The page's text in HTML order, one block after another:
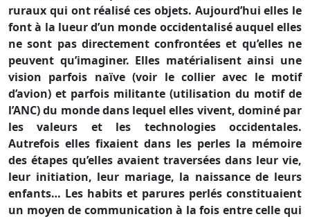
ruraux qui ont réalisé ces objets. Aujourd’hui elles le
font à la lueur d’un monde occidentalisé auquel elles
ne sont pas directement confrontées et qu’elles ne
peuvent qu’imaginer. Elles matérialisent ainsi une
vision parfois naïve (voir le collier avec le motif
d’avion) et parfois militante (utilisation du motif de
l’ANC) du monde dans lequel elles vivent, dominé par
les valeurs et les technologies occidentales.
Autrefois elles fixaient dans les perles la mémoire
des étapes qu’elles avaient traversées dans leur vie,
leur initiation, leur mariage, la naissance de leurs
enfants… Les habits et parures perlés constituaient
un moyen de communication à la fois entre celle qui